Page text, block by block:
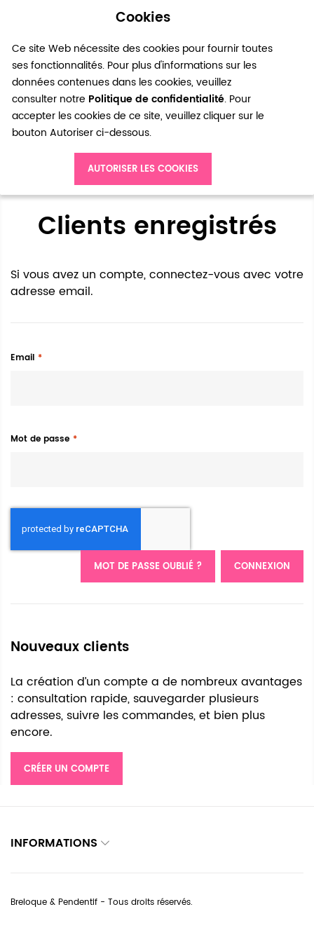
Cookies
Ce site Web nécessite des cookies pour fournir toutes
ses fonctionnalités. Pour plus d'informations sur les
données contenues dans les cookies, veuillez
consulter notre Politique de confidentialité. Pour
accepter les cookies de ce site, veuillez cliquer sur le
bouton Autoriser ci-dessous.
AUTORISER LES COOKIES
0
Accès client
Clients enregistrés
Si vous avez un compte, connectez-vous avec votre
adresse email.
Email
Mot de passe
CONNEXION
MOT DE PASSE OUBLIÉ ?
Nouveaux clients
La création d’un compte a de nombreux avantages
: consultation rapide, sauvegarder plusieurs
adresses, suivre les commandes, et bien plus
encore.
CRÉER UN COMPTE
INFORMATIONS
Breloque & Pendentif - Tous droits réservés.